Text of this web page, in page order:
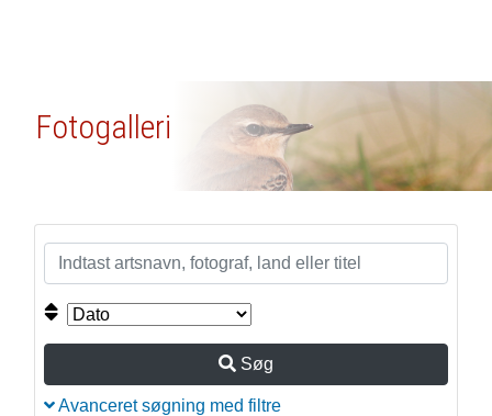
Fotogalleri
Søg
Avanceret søgning med filtre